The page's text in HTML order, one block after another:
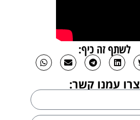
לשתף זה כיף:
צרו עמנו קשר: